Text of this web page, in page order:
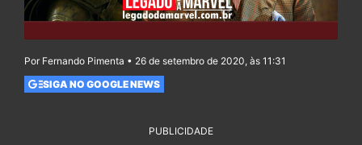
Por Fernando Pimenta • 26 de setembro de 2020, às 11:31
SIGA NO GOOGLE NEWS
PUBLICIDADE